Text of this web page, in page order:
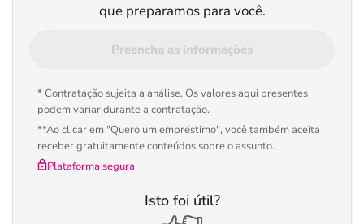
que preparamos para você.
Preencha as informações
* Contratação sujeita a análise. Os valores aqui presentes
podem variar durante a contratação.
**Ao clicar em "Quero um empréstimo", você também aceita
receber gratuitamente conteúdos sobre o assunto.
Plataforma segura
Isto foi útil?